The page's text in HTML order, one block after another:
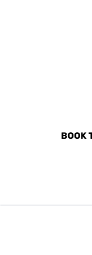
BOOK